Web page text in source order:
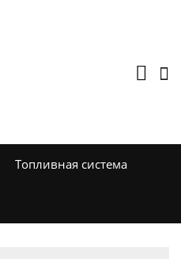
Топливная система